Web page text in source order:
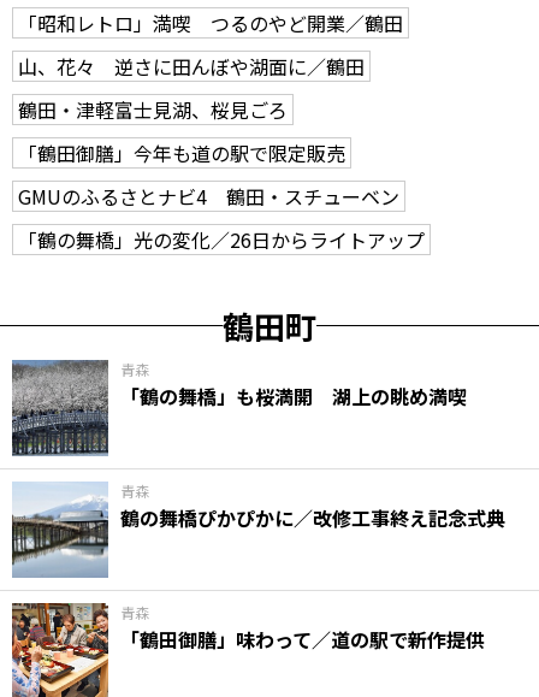
「昭和レトロ」満喫 つるのやど開業／鶴田
山、花々 逆さに田んぼや湖面に／鶴田
鶴田・津軽富士見湖、桜見ごろ
「鶴田御膳」今年も道の駅で限定販売
GMUのふるさとナビ4 鶴田・スチューベン
「鶴の舞橋」光の変化／26日からライトアップ
鶴田町
青森
「鶴の舞橋」も桜満開 湖上の眺め満喫
青森
鶴の舞橋ぴかぴかに／改修工事終え記念式典
青森
「鶴田御膳」味わって／道の駅で新作提供